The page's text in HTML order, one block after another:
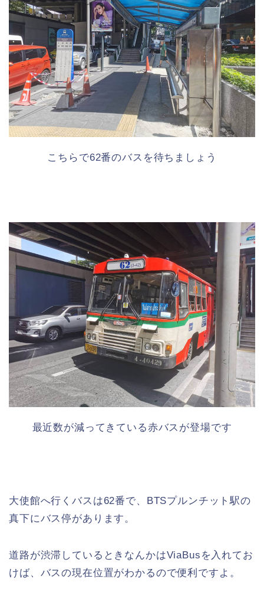
こちらで62番のバスを待ちましょう
最近数が減ってきている赤バスが登場です
大使館へ行くバスは62番で、BTSプルンチット駅の
真下にバス停があります。
道路が渋滞しているときなんかはViaBusを入れてお
けば、バスの現在位置がわかるので便利ですよ。